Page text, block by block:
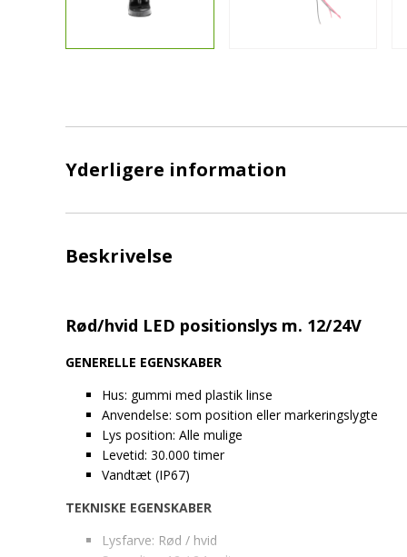
Yderligere information
Beskrivelse
Rød/hvid LED positionslys m. 12/24V
GENERELLE EGENSKABER
Hus: gummi med plastik linse
Anvendelse: som position eller markeringslygte
Lys position: Alle mulige
Levetid: 30.000 timer
Vandtæt (IP67)
TEKNISKE EGENSKABER
Lysfarve: Rød / hvid